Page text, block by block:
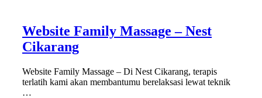
Website Family Massage – Nest
Cikarang
Website Family Massage – Di Nest Cikarang, terapis
terlatih kami akan membantumu berelaksasi lewat teknik
…